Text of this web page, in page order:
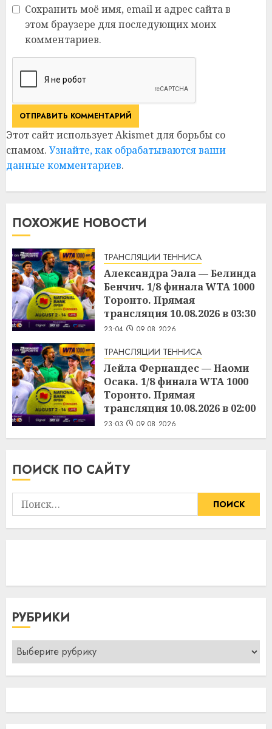
Сохранить моё имя, email и адрес сайта в
этом браузере для последующих моих
комментариев.
Этот сайт использует Akismet для борьбы со
спамом. Узнайте, как обрабатываются ваши
данные комментариев.
ПОХОЖИЕ НОВОСТИ
ТРАНСЛЯЦИИ ТЕННИСА
Александра Эала — Белинда
Бенчич. 1/8 финала WTA 1000
Торонто. Прямая
трансляция 10.08.2026 в 03:30
23:04 09.08.2026
ТРАНСЛЯЦИИ ТЕННИСА
Лейла Фернандес — Наоми
Осака. 1/8 финала WTA 1000
Торонто. Прямая
трансляция 10.08.2026 в 02:00
23:03 09.08.2026
ПОИСК ПО САЙТУ
Найти:
РУБРИКИ
Рубрики